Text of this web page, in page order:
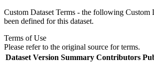
Custom Dataset Terms - the following Custom
been defined for this dataset.
Terms of Use
Please refer to the original source for terms.
Dataset Version Summary Contributors